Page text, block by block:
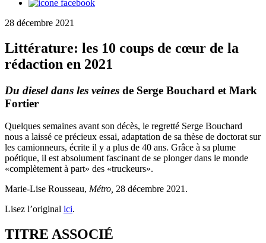
28 décembre 2021
Littérature: les 10 coups de cœur de la
rédaction en 2021
Du diesel dans les veines de Serge Bouchard et Mark
Fortier
Quelques semaines avant son décès, le regretté Serge Bouchard
nous a laissé ce précieux essai, adaptation de sa thèse de doctorat sur
les camionneurs, écrite il y a plus de 40 ans. Grâce à sa plume
poétique, il est absolument fascinant de se plonger dans le monde
«complètement à part» des «truckeurs».
Marie-Lise Rousseau, Métro, 28 décembre 2021.
Lisez l’original ici.
TITRE ASSOCIÉ